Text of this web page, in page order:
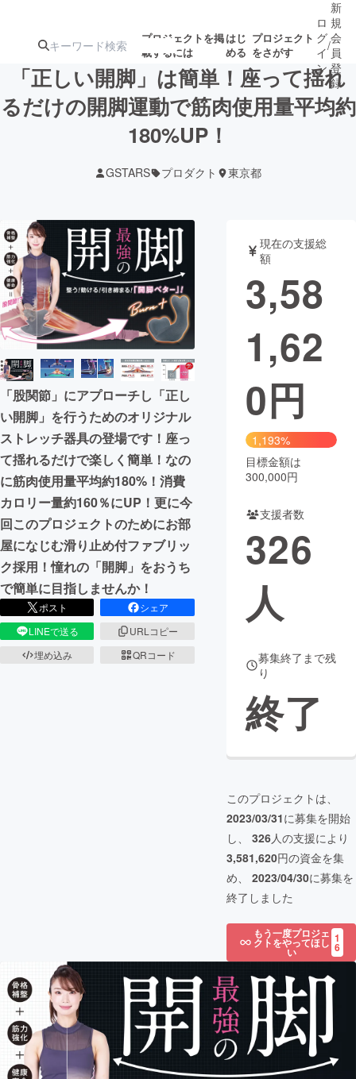
プロジェクトを掲
載するには
はじ
める
プロジェクト
をさがす
注目の新着プロ募集終了が近いプ
テクノロジー・ガジェット
映像・映画 書籍・雑誌
ビジネス・起業 チャレンジ
まちづくり・地域活性化
CAMPFIRE for Social Good
CAMPFIRE Creation
CAMPFIREふるさと納税machi-ya コミュニティ
ロ
グ
イ
ン
/
新
規
会
員
登
録
「正しい開脚」は簡単！座って揺れ
るだけの開脚運動で筋肉使用量平均約
180%UP！
GSTARS プロダクト 東京都
「股関節」にアプローチし「正し
い開脚」を行うためのオリジナル
ストレッチ器具の登場です！座っ
て揺れるだけで楽しく簡単！なの
に筋肉使用量平均約180%！消費
カロリー量約160％にUP！更に今
回このプロジェクトのためにお部
屋になじむ滑り止め付ファブリッ
ク採用！憧れの「開脚」をおうち
で簡単に目指しませんか！
ポスト
シェア
LINEで送る
URLコピー
埋め込み
QRコード
現在の支援総
額
3,58
1,62
0円
1,193%
目標金額は
300,000円
支援者数
326
人
募集終了まで残
り
終了
このプロジェクトは、
2023/03/31に募集を開始
し、 326人の支援により
3,581,620円の資金を集
め、 2023/04/30に募集を
終了しました
もう一度プロジェ
クトをやってほし
い
1
6